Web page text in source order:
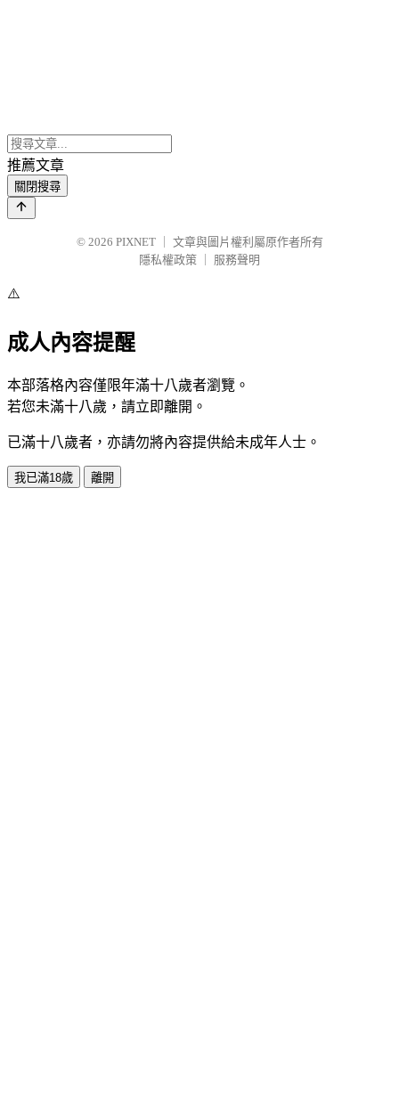
推薦文章
關閉搜尋
© 2026 PIXNET
文章與圖片權利屬原作者所有
隱私權政策
服務聲明
⚠️
成人內容提醒
本部落格內容僅限年滿十八歲者瀏覽。
若您未滿十八歲，請立即離開。
已滿十八歲者，亦請勿將內容提供給未成年人士。
我已滿18歲 離開